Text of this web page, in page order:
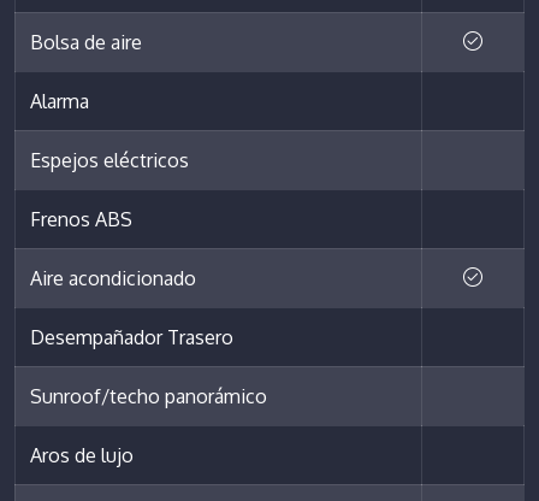
Bolsa de aire
Alarma
Espejos eléctricos
Frenos ABS
Aire acondicionado
Desempañador Trasero
Sunroof/techo panorámico
Aros de lujo